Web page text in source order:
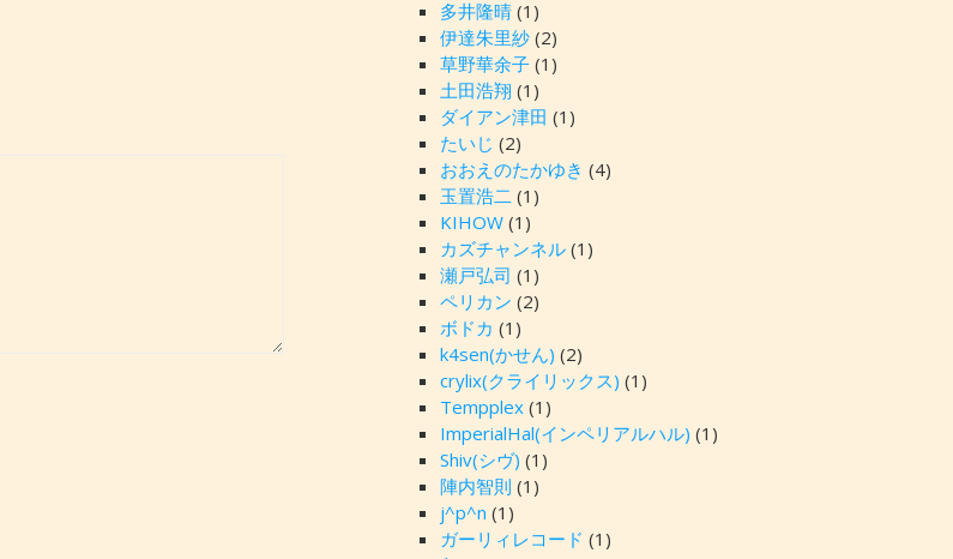
多井隆晴 (1)
伊達朱里紗 (2)
草野華余子 (1)
土田浩翔 (1)
ダイアン津田 (1)
たいじ (2)
おおえのたかゆき (4)
玉置浩二 (1)
KIHOW (1)
カズチャンネル (1)
瀬戸弘司 (1)
ペリカン (2)
ボドカ (1)
k4sen(かせん) (2)
crylix(クライリックス) (1)
Tempplex (1)
ImperialHal(インペリアルハル) (1)
Shiv(シヴ) (1)
陣内智則 (1)
j^p^n (1)
ガーリィレコード (1)